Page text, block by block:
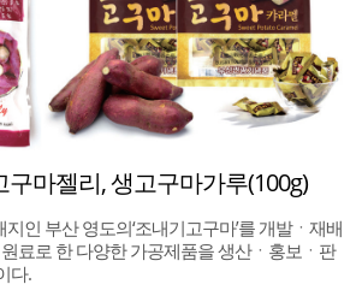
구마젤리, 생고구마가루(100g)
인 부산 영도의‘조내기고구마’를 개발ㆍ재배
료로 한 다양한 가공제품을 생산ㆍ홍보ㆍ판
다.